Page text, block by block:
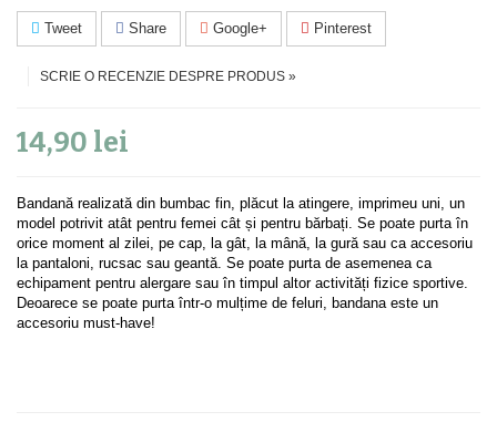
Tweet Share Google+ Pinterest
SCRIE O RECENZIE DESPRE PRODUS »
14,90 lei
Bandană realizată din bumbac fin, plăcut la atingere, imprimeu uni, un
model potrivit atât pentru femei cât și pentru bărbați. Se poate purta în
orice moment al zilei, pe cap, la gât, la mână, la gură sau ca accesoriu
la pantaloni, rucsac sau geantă. Se poate purta de asemenea ca
echipament pentru alergare sau în timpul altor activități fizice sportive.
Deoarece se poate purta într-o mulțime de feluri, bandana este un
accesoriu must-have!